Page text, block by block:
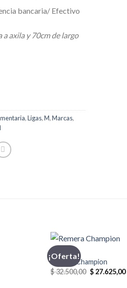
actual
$ 20.800,00.
bancaria/ Efectivo
a axila y 70cm de largo
,Ligas,M,Marcas,
¡Oferta!
CHAMPION
Remera Champion
$32.500,00 El
precio
$27.625,00El